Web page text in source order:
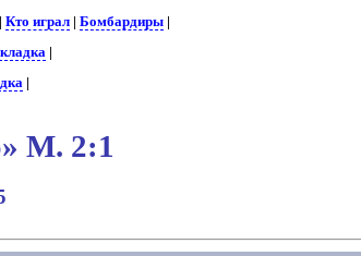
|Кто играл |Бомбардиры
|
|
М. 2:1